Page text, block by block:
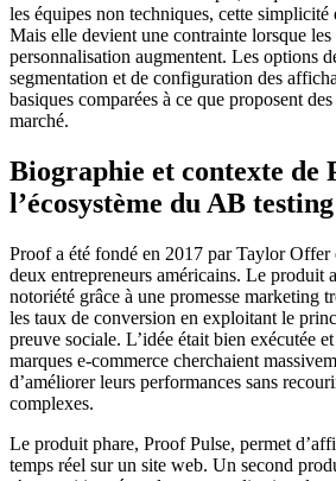
les équipes non techniques, cette simplicité
Mais elle devient une contrainte lorsque les
personnalisation augmentent. Les options
segmentation et de configuration des
basiques comparées à ce que proposent
marché.
Biographie et contexte de
l’écosystème du AB testing
Proof a été fondé en 2017 par Taylor Offer
deux entrepreneurs américains. Le produit
notoriété grâce à une promesse marketing
les taux de conversion en exploitant le
preuve sociale. L’idée était bien exécutée
marques e-commerce cherchaient
d’améliorer leurs performances sans
complexes.
Le produit phare, Proof Pulse, permet
temps réel sur un site web. Un second